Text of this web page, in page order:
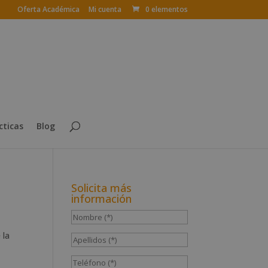
Oferta Académica Mi cuenta 0 elementos
Blog
la
Solicita más
información